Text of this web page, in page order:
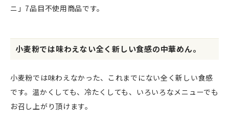
ニ」7品目不使用商品です。
小麦粉では味わえない全く新しい食感の中華めん。
小麦粉では味わえなかった、これまでにない全く新しい食感
です。温かくしても、冷たくしても、いろいろなメニューでも
お召し上がり頂けます。